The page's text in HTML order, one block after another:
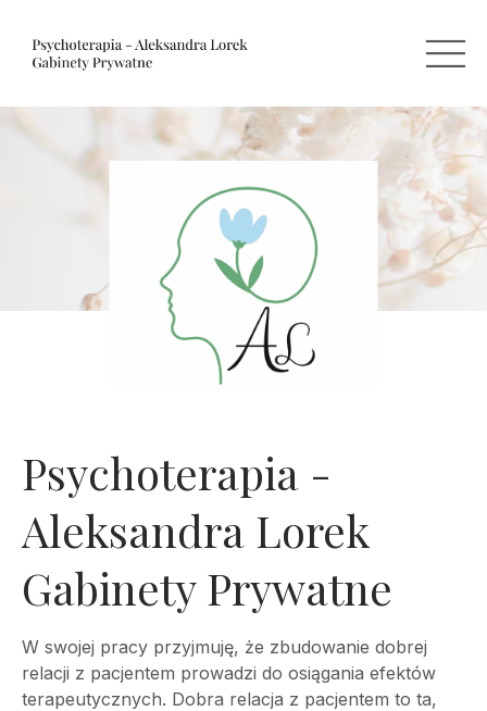
Psychoterapia -
Aleksandra Lorek
Gabinety Prywatne
W swojej pracy przyjmuję, że zbudowanie dobrej
relacji z pacjentem prowadzi do osiągania efektów
terapeutycznych. Dobra relacja z pacjentem to ta,